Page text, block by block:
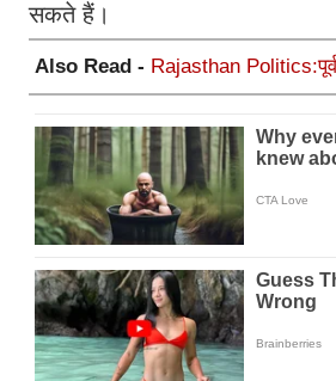
सकते हैं।
Also Read - Rajasthan